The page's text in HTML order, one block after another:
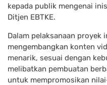
kepada publik mengenai
Ditjen EBTKE.
Dalam pelaksanaan proyek
mengembangkan konten
menarik, sesuai dengan
melibatkan pembuatan
untuk mempromosikan